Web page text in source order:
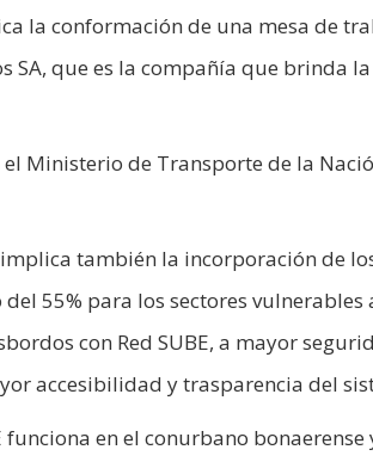
la conformación de una mesa de
SA, que es la compañía que brinda la
Ministerio de Transporte de la
también la incorporación de
55% para los sectores vulnerables
con Red SUBE, a mayor
accesibilidad y trasparencia del
en el conurbano bonaerense